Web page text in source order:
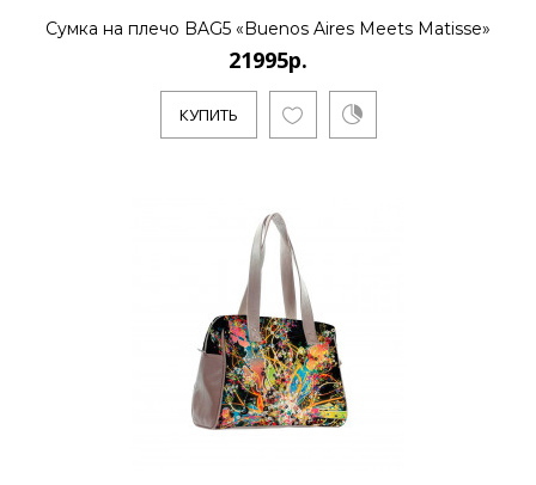
Сумка на плечо BAG5 «Buenos Aires Meets Matisse»
21995р.
КУПИТЬ